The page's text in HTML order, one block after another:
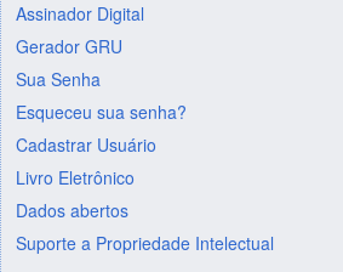
Assinador Digital
Gerador GRU
Sua Senha
Esqueceu sua senha?
Cadastrar Usuário
Livro Eletrônico
Dados abertos
Suporte a Propriedade Intelectual